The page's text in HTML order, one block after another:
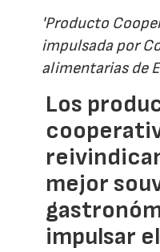
'Producto
impulsada por
alimentarias de
Los
mejor
impulsar